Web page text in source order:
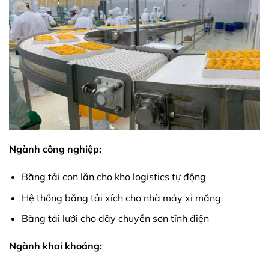
Ngành công nghiệp:
Băng tải con lăn cho kho logistics tự động
Hệ thống băng tải xích cho nhà máy xi măng
Băng tải lưới cho dây chuyền sơn tĩnh điện
Ngành khai khoáng: